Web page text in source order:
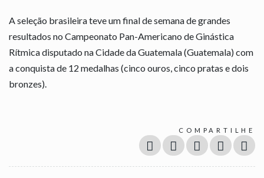
A seleção brasileira teve um final de semana de grandes
resultados no Campeonato Pan-Americano de Ginástica
Rítmica disputado na Cidade da Guatemala (Guatemala) com
a conquista de 12 medalhas (cinco ouros, cinco pratas e dois
bronzes).
COMPARTILHE